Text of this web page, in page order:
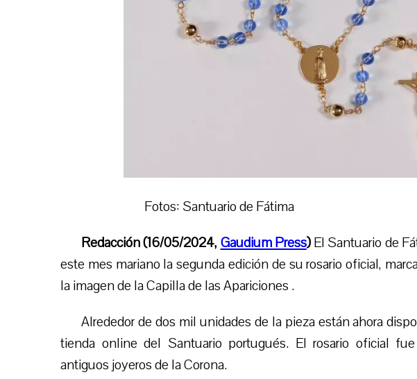
Fotos: Santuario de Fátima
Redacción (16/05/2024, Gaudium Press)El Santuario de
este mes mariano la segunda edición de su rosario oficial,
la imagen de la Capilla de las Apariciones .
Alrededor de dos mil unidades de la pieza están ahora
tienda online del Santuario portugués. El rosario oficial
antiguos joyeros de la Corona.